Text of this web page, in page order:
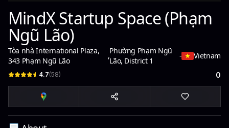
MindX Startup Space (Phạm
Ngũ Lão)
Tòa nhà International Plaza,
343 Phạm Ngũ Lão
,
Phường Phạm Ngũ
Lão, District 1
- Vietnam
4.7(58) 0